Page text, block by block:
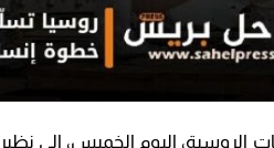
اليوم الخميس، إلى